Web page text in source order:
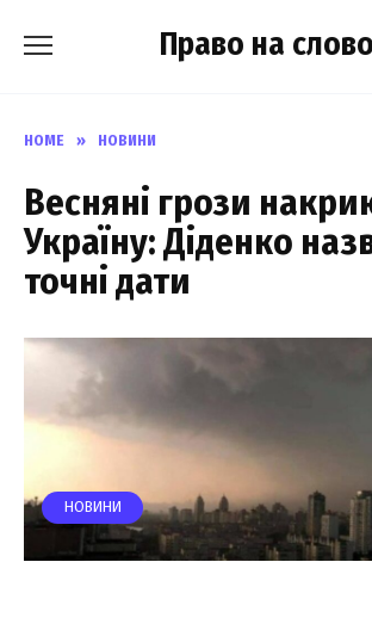
Право на слово
HOME » НОВИНИ
Весняні грози
Україну: Діденко
точні дати
НОВИНИ